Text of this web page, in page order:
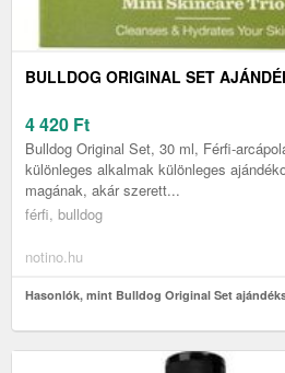
BULLDOG ORIGINAL SET
4 420 Ft
Bulldog Original Set, 30 ml, Férfi-
különleges alkalmak különleges
magának, akár szerett...
férfi, bulldog
notino.hu
Hasonlók, mint Bulldog Original Set